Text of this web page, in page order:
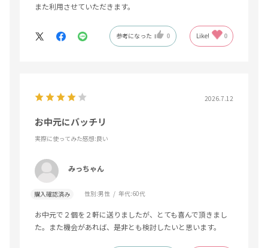
また利用させていただきます。
参考になった 0 Like! 0
2026.7.12
お中元にバッチリ
実際に使ってみた感想:良い
みっちゃん
購入確認済み 性別:男性 年代:60代
お中元で２個を２軒に送りましたが、とても喜んで頂きまし
た。また機会があれば、是非とも検討したいと思います。